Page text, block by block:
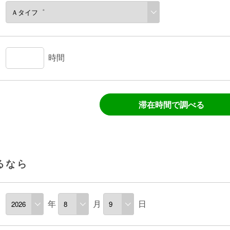
時間
滞在時間で調べる
なら
年 月 日